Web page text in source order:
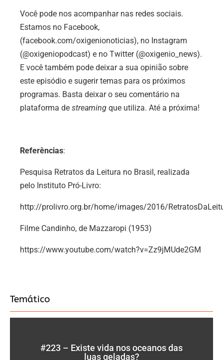
Você pode nos acompanhar nas redes sociais.
Estamos no Facebook,
(facebook.com/oxigenionoticias), no Instagram
(@oxigeniopodcast) e no Twitter (@oxigenio_news).
E você também pode deixar a sua opinião sobre
este episódio e sugerir temas para os próximos
programas. Basta deixar o seu comentário na
plataforma de streaming que utiliza. Até a próxima!
Referências:
Pesquisa Retratos da Leitura no Brasil, realizada
pelo Instituto Pró-Livro:
http://prolivro.org.br/home/images/2016/
Filme Candinho, de Mazzaropi (1953)
https://www.youtube.com/watch?v=Zz9jMUde2GM
Temático
#223 – Existe vida nos oceanos das
luas geladas?